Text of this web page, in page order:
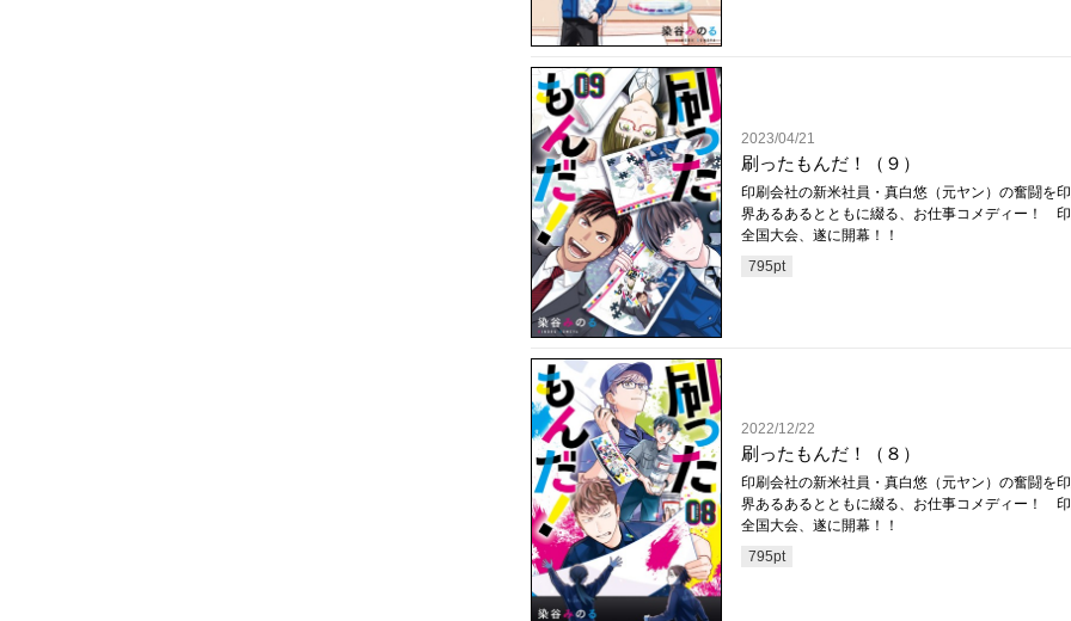
2023/04/21
刷ったもんだ！（９）
印刷会社の新米社員・真白悠（元ヤン）の奮闘を
界あるあるとともに綴る、お仕事コメディー！
全国大会、遂に開幕！！
795pt
2022/12/22
刷ったもんだ！（８）
印刷会社の新米社員・真白悠（元ヤン）の奮闘を
界あるあるとともに綴る、お仕事コメディー！
全国大会、遂に開幕！！
795pt